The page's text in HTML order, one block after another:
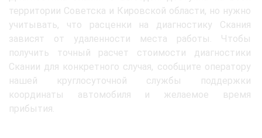
территории Советска и Кировской области, но нужно
учитывать, что расценки на диагностику Скания
зависят от удаленности места работы. Чтобы
получить точный расчет стоимости диагностики
Скании для конкретного случая, сообщите оператору
нашей круглосуточной службы поддержки
координаты автомобиля и желаемое время
прибытия.